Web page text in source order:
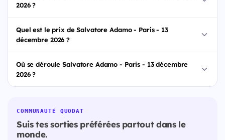
2026 ?
Quel est le prix de Salvatore Adamo - Paris - 13
décembre 2026 ?
Où se déroule Salvatore Adamo - Paris - 13 décembre
2026 ?
COMMUNAUTÉ QUODAT
Suis tes sorties préférées partout dans le
monde.